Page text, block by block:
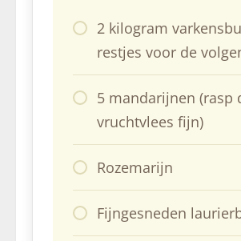
2 kilogram
restjes voor de
5 mandarijnen (rasp
vruchtvlees fijn)
Rozemarijn
Fijngesneden